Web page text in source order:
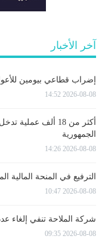
آخر الأخبار
إضراب قطاعي بيومين
2026-08-08 14:52
أكثر من 18 ألف
الجمهورية
2026-08-08 14:26
الترفيع في المنحة المالية
2026-08-08 10:47
شركة الملاحة تنفي إلغاء
2026-08-08 09:35